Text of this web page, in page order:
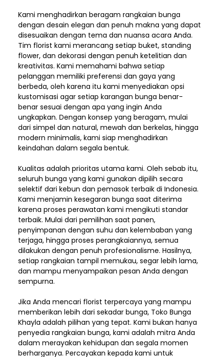
Kami menghadirkan beragam rangkaian bunga
dengan desain elegan dan penuh makna yang dapat
disesuaikan dengan tema dan nuansa acara Anda.
Tim florist kami merancang setiap buket, standing
flower, dan dekorasi dengan penuh ketelitian dan
kreativitas. Kami memahami bahwa setiap
pelanggan memiliki preferensi dan gaya yang
berbeda, oleh karena itu kami menyediakan opsi
kustomisasi agar setiap karangan bunga benar-
benar sesuai dengan apa yang ingin Anda
ungkapkan. Dengan konsep yang beragam, mulai
dari simpel dan natural, mewah dan berkelas, hingga
modern minimalis, kami siap menghadirkan
keindahan dalam segala bentuk.
Kualitas adalah prioritas utama kami. Oleh sebab itu,
seluruh bunga yang kami gunakan dipilih secara
selektif dari kebun dan pemasok terbaik di Indonesia.
Kami menjamin kesegaran bunga saat diterima
karena proses perawatan kami mengikuti standar
terbaik. Mulai dari pemilihan saat panen,
penyimpanan dengan suhu dan kelembaban yang
terjaga, hingga proses perangkaiannya, semua
dilakukan dengan penuh profesionalisme. Hasilnya,
setiap rangkaian tampil memukau, segar lebih lama,
dan mampu menyampaikan pesan Anda dengan
sempurna.
Jika Anda mencari florist terpercaya yang mampu
memberikan lebih dari sekadar bunga, Toko Bunga
Khayla adalah pilihan yang tepat. Kami bukan hanya
penyedia rangkaian bunga, kami adalah mitra Anda
dalam merayakan kehidupan dan segala momen
berharganya. Percayakan kepada kami untuk